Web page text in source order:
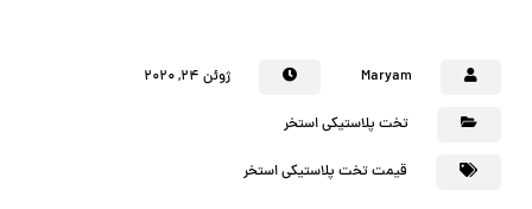
Maryam ژوئن ۲۴, ۲۰۲۰
تخت پلاستیکی استخر
قیمت تخت پلاستیکی استخر